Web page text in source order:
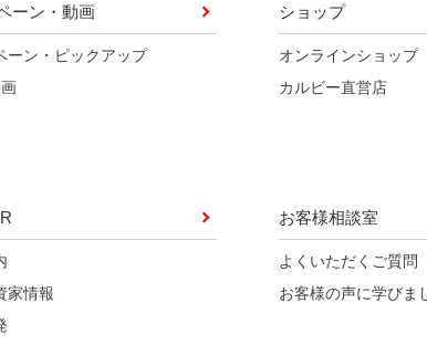
ーン・動画
ーン・ピックアップ
ショップ
オンラインショップ
カルビー直営店
家情報
お客様相談室
よくいただくご質問
お客様の声に学びま